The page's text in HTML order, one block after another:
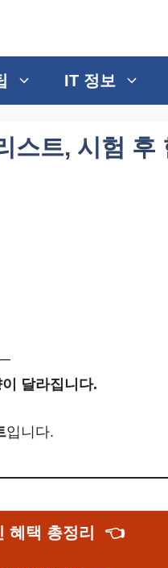
IT 정보
스트, 시험 후
달라집니다.
입니다.
혜택 총정리 👈